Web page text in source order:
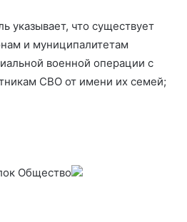
указывает, что существует
и муниципалитетам
военной операции с
СВО от имени их семей;
Общество